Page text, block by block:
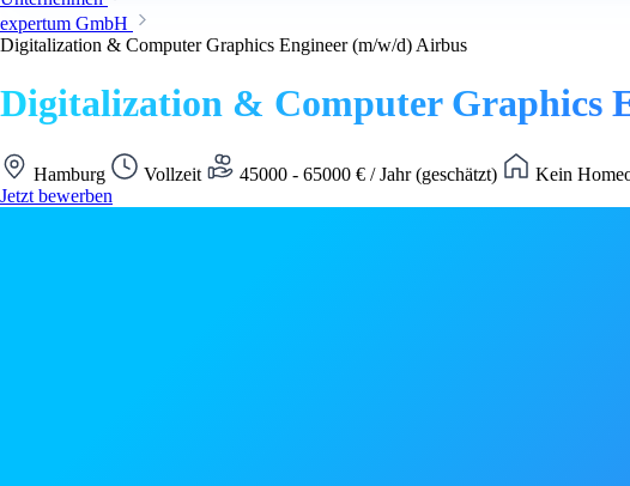
expertum GmbH
Digitalization & Computer Graphics Engineer (m/w/d) Airbus
Digitalization & Computer Graphics
Hamburg Vollzeit 45000 - 65000 € / Jahr (geschätzt)
Kein
Jetzt bewerben